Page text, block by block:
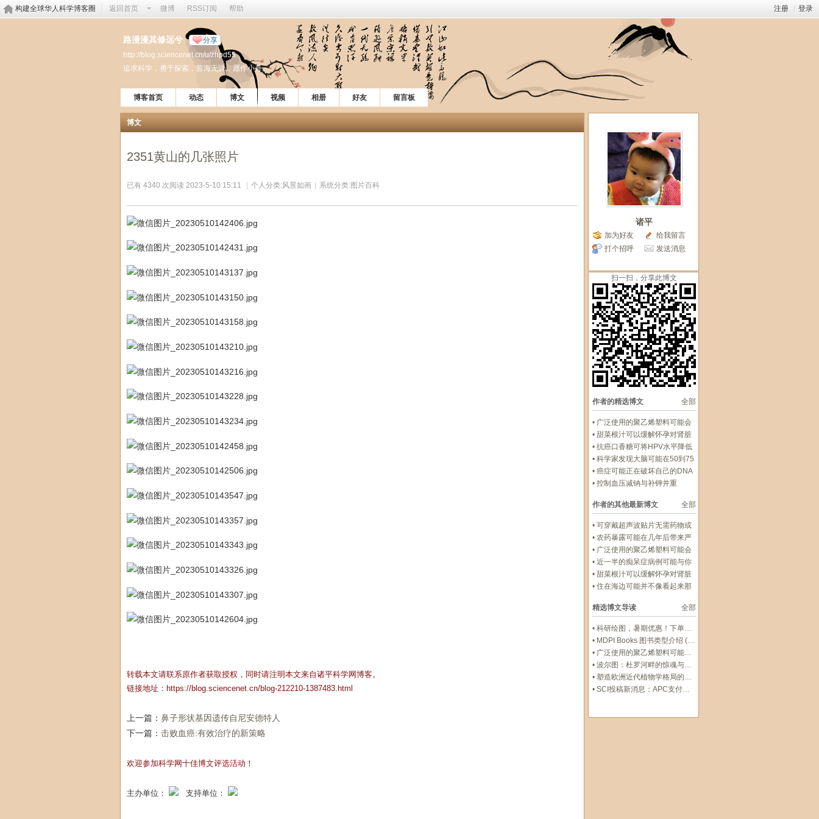
注册 登录
构建全球华人科学博客圈 返回首页 微博 RSS订阅 帮助
路漫漫其修远兮 分享
http://blog.sciencenet.cn/u/zhpd55
追求科学，勇于探索，苦海无涯，愿作小舟。
博客首页 动态 博文 视频 相册 好友 留言板
博文
2351黄山的几张照片
已有 4340 次阅读 2023-5-10 15:11 个人分类:风景如画 系统分类:图片百科
转载本文请联系原作者获取授权，同时请注明本文来自诸平科学网博客。
链接地址： https://blog.sciencenet.cn/blog-212210-1387483.html
上一篇： 鼻子形状基因遗传自尼安德特人
下一篇： 击败血癌:有效治疗的新策略
欢迎参加科学网十佳博文评选活动！
主办单位： 支持单位：
诸平
加为好友
给我留言
打个招呼
发送消息
扫一扫，分享此博文
全部
作者的精选博文
• 广泛使用的聚乙烯塑料可能会
损害你的肝脏
• 甜菜根汁可以缓解怀孕对肾脏
的压力
• 抗癌口香糖可将HPV水平降低
93%
• 科学家发现大脑可能在50到75
岁之间进入一个新的生物学阶段
• 癌症可能正在破坏自己的DNA
以保持生长
• 控制血压减钠与补钾并重
全部
作者的其他最新博文
• 可穿戴超声波贴片无需药物或
手术即可促进REM睡眠
• 农药暴露可能在几年后带来严
重的神经风险
• 广泛使用的聚乙烯塑料可能会
损害你的肝脏
• 近一半的痴呆症病例可能与你
可以改变的风险有关
• 甜菜根汁可以缓解怀孕对肾脏
的压力
• 住在海边可能并不像看起来那
全部
精选博文导读
• 科研绘图，暑期优惠！下单立减500元
• MDPI Books 图书类型介绍 (三)：Edited Book
• 广泛使用的聚乙烯塑料可能会损害你的肝脏
• 波尔图：杜罗河畔的惊魂与治愈
• 塑造欧洲近代植物学格局的马德里皇家植物园里程碑式园长
• SCI投稿新消息：APC支付服务再升级！